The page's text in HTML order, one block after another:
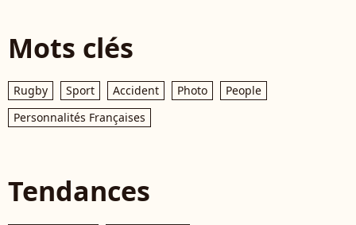
Mots clés
Rugby Sport Accident Photo
People
Personnalités Françaises
Tendances